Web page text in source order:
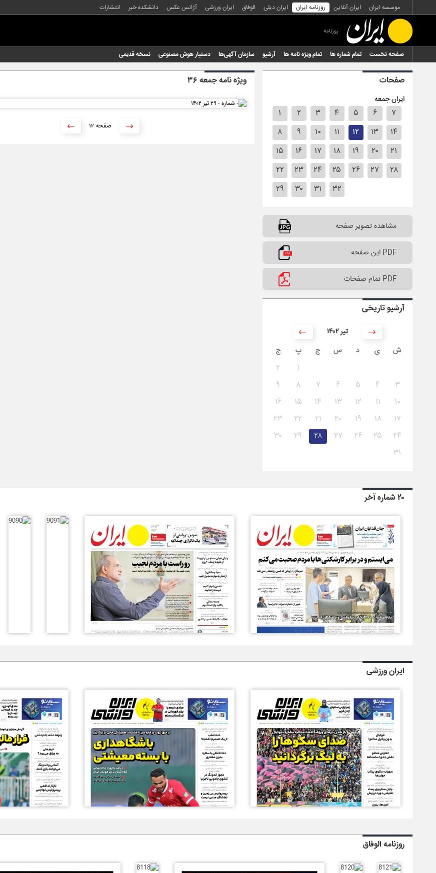
موسسه ایران ایران آنلاین روزنامه ایران ایران دیلی الوفاق ایران ورزشی آژانس عکس دانشکده خبر انتشارات
روزنامه
صفحه نخست تمام شماره ها تمام ویژه نامه ها آرشیو سازمان آگهی‌ها دستیار هوش مصنوعی نسخه قدیمی
صفحات
ایران جمعه
۱ ۲ ۳ ۴ ۵ ۶
۷
۸
۹ ۱۰ ۱۱ ۱۲ ۱۳
۱۴
۱۵
۱۶ ۱۷ ۱۸ ۱۹ ۲۰
۲۱
۲۲
۲۳ ۲۴ ۲۵ ۲۶ ۲۷
۲۸
۲۹
۳۰ ۳۱ ۳۲
مشاهده تصویر صفحه
PDF این صفحه
PDF تمام صفحات
آرشیو تاریخی
۱۴۰۲ تیر
ش
ی د س چ پ ج
۱
۲
۳
۴ ۵ ۶ ۷ ۸
۹
۱۰
۱۱ ۱۲ ۱۳ ۱۴ ۱۵
۱۶
۱۷
۱۸ ۱۹ ۲۰ ۲۱ ۲۲
۲۳
۲۴
۲۵ ۲۶ ۲۷ ۲۸ ۲۹
۳۰
۳۱
ویژه نامه جمعه ۳۶
۱۲
۲۰ شماره آخر
ایران ورزشی
روزنامه الوفاق